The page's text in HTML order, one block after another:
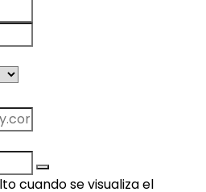
cuando se visualiza el